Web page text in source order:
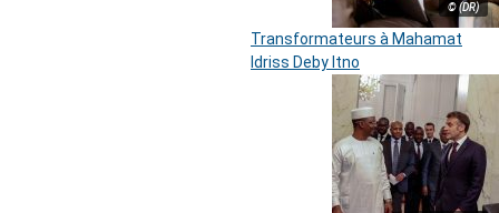
© (DR)
Transformateurs à Mahamat
Idriss Deby Itno